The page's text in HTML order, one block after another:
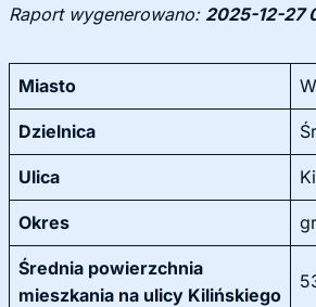
Raport wygenerowano: 2025-12-27
Miasto
Dzielnica
Ulica
Okres
Średnia powierzchnia
mieszkania na ulicy Kilińskiego